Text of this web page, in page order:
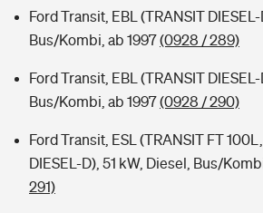
Kinderunfall-Check: Mehr Sicherheit für
Typklassen: So ist Ihr Auto eingestuft
Sie haben Fragen?
Ford Transit, EBL (TRANSIT
Bus/Kombi, ab 1997(0928 / 289)
Ford Transit, EBL (TRANSIT
Bus/Kombi, ab 1997(0928 / 290)
Ford Transit, ESL (TRANSIT FT 100L,
DIESEL-D), 51 kW, Diesel, Bus/
291)